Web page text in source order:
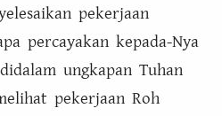
pekerjaan
percayakan kepada-Nya
ungkapan Tuhan
pekerjaan Roh